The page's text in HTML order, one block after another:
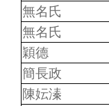
無名氏
無名氏
穎德
簡長政
陳妘溱